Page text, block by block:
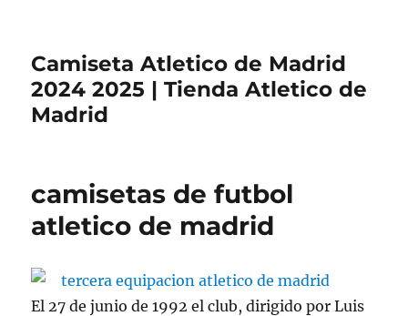
Camiseta Atletico de Madrid
2024 2025 | Tienda Atletico de
Madrid
camisetas de futbol
atletico de madrid
El 27 de junio de 1992 el club, dirigido por Luis